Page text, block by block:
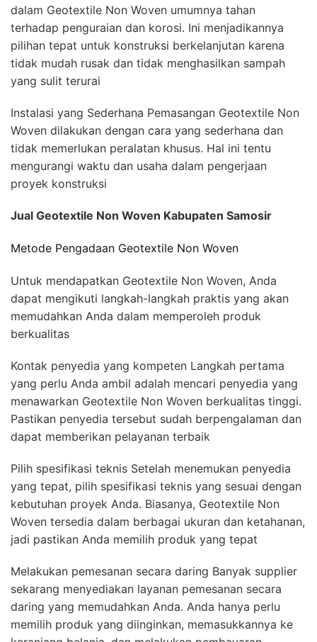
dalam Geotextile Non Woven umumnya tahan
terhadap penguraian dan korosi. Ini menjadikannya
pilihan tepat untuk konstruksi berkelanjutan karena
tidak mudah rusak dan tidak menghasilkan sampah
yang sulit terurai
Instalasi yang Sederhana Pemasangan Geotextile Non
Woven dilakukan dengan cara yang sederhana dan
tidak memerlukan peralatan khusus. Hal ini tentu
mengurangi waktu dan usaha dalam pengerjaan
proyek konstruksi
Jual Geotextile Non Woven Kabupaten Samosir
Metode Pengadaan Geotextile Non Woven
Untuk mendapatkan Geotextile Non Woven, Anda
dapat mengikuti langkah-langkah praktis yang akan
memudahkan Anda dalam memperoleh produk
berkualitas
Kontak penyedia yang kompeten Langkah pertama
yang perlu Anda ambil adalah mencari penyedia yang
menawarkan Geotextile Non Woven berkualitas tinggi.
Pastikan penyedia tersebut sudah berpengalaman dan
dapat memberikan pelayanan terbaik
Pilih spesifikasi teknis Setelah menemukan penyedia
yang tepat, pilih spesifikasi teknis yang sesuai dengan
kebutuhan proyek Anda. Biasanya, Geotextile Non
Woven tersedia dalam berbagai ukuran dan ketahanan,
jadi pastikan Anda memilih produk yang tepat
Melakukan pemesanan secara daring Banyak supplier
sekarang menyediakan layanan pemesanan secara
daring yang memudahkan Anda. Anda hanya perlu
memilih produk yang diinginkan, memasukkannya ke